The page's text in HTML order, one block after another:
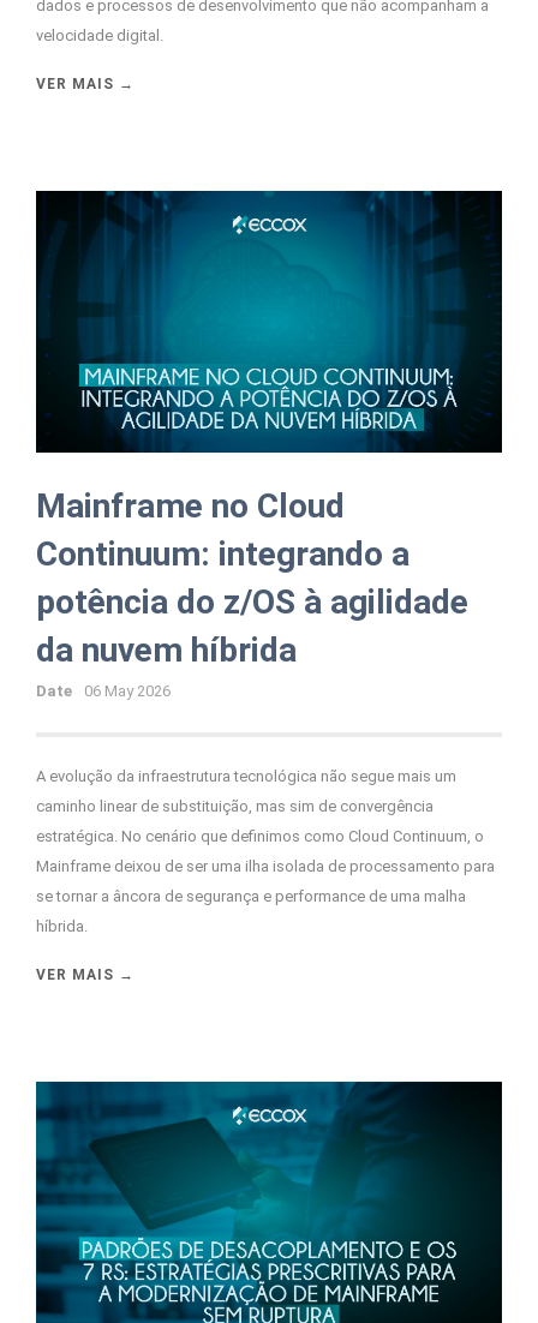
dados e processos de desenvolvimento que não acompanham a
velocidade digital.
VER MAIS →
Mainframe no Cloud
Continuum: integrando a
potência do z/OS à agilidade
da nuvem híbrida
Date 06 May 2026
A evolução da infraestrutura tecnológica não segue mais um
caminho linear de substituição, mas sim de convergência
estratégica. No cenário que definimos como Cloud Continuum, o
Mainframe deixou de ser uma ilha isolada de processamento para
se tornar a âncora de segurança e performance de uma malha
híbrida.
VER MAIS →